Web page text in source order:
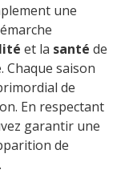
une
et la santé de
Chaque saison
de
En respectant
garantir une
de